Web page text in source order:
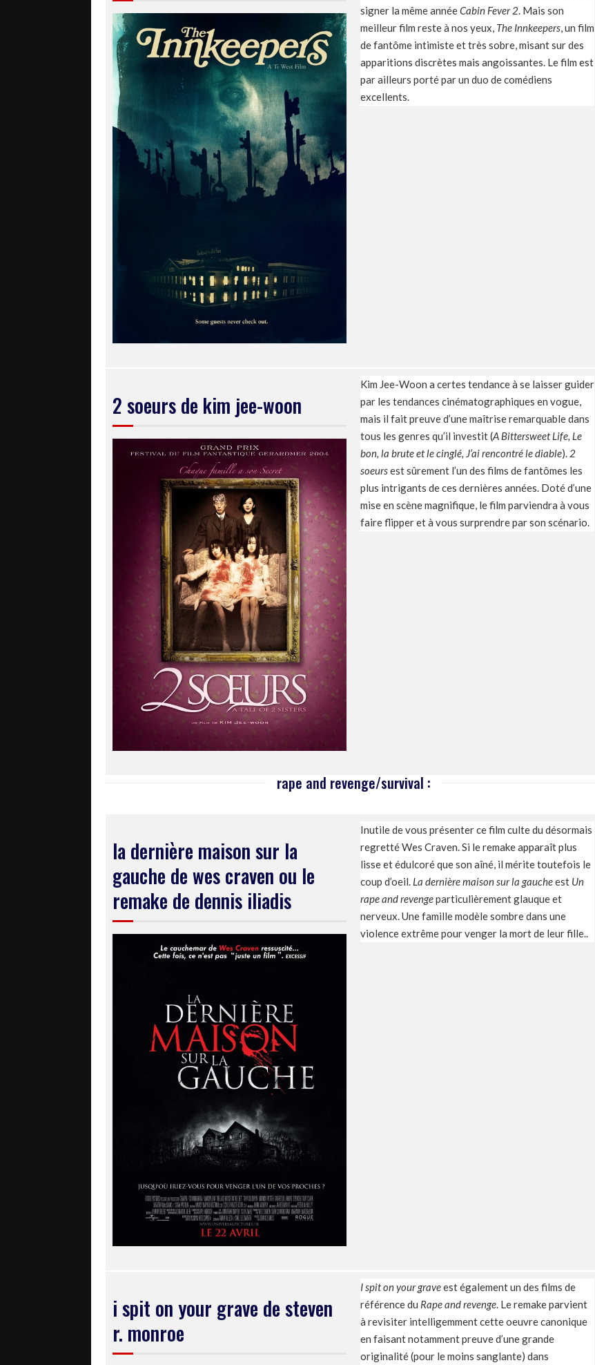
signer la même annéeCabin Fever 2. Mais son
meilleur film reste à nos yeux, The Innkeepers, un film
de fantôme intimiste et très sobre, misant sur des
apparitions discrètes mais angoissantes. Le film est
par ailleurs porté par un duo de comédiens
excellents.
2 soeurs de kim jee-woon
Kim Jee-Woon a certes tendance à se laisser guider
par les tendances cinématographiques en vogue,
mais il fait preuve d’une maîtrise remarquable dans
tous les genres qu’il investit (A Bittersweet Life, Le
bon, la brute et le cinglé, J’ai rencontré le diable). 2
soeursest sûrement l’un des films de fantômes les
plus intrigants de ces dernières années. Doté d’une
mise en scène magnifique, le film parviendra à vous
faire flipper et à vous surprendre par son scénario.
rape and revenge/survival :
la dernière maison sur la
gauche de wes craven ou le
remake de dennis iliadis
Inutile de vous présenter ce film culte du désormais
regretté Wes Craven. Si le remake apparaît plus
lisse et édulcoré que son aîné, il mérite toutefois le
coup d’oeil. La dernière maison sur la gaucheest Un
rape and revengeparticulièrement glauque et
nerveux. Une famille modèle sombre dans une
violence extrême pour venger la mort de leur fille..
i spit on your grave de steven
r. monroe
I spit on your graveest également un des films de
référence du Rape and revenge. Le remake parvient
à revisiter intelligemment cette oeuvre canonique
en faisant notamment preuve d’une grande
originalité (pour le moins sanglante) dans